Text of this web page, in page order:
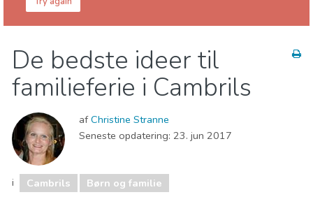
Børn og familie
Lokale events
Museum & Kunst
Natur og udeliv
Strande
De bedste ideer til
familieferie i Cambrils
afChristine Stranne
Seneste opdatering: 23. jun 2017
i Cambrils Børn og familie